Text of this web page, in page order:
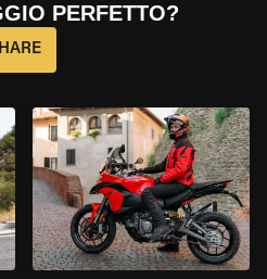
PERFETTO?